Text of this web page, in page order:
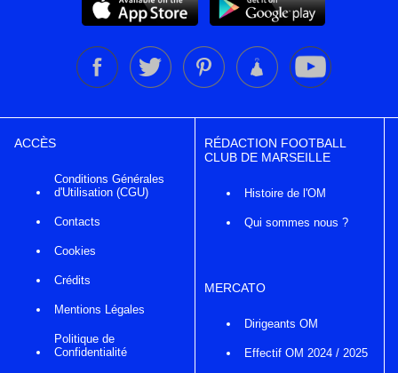
ACCÈS
Conditions Générales
d'Utilisation (CGU)
Contacts
Cookies
Crédits
Mentions Légales
Politique de
Confidentialité
RÉDACTION FOOTBALL
CLUB DE MARSEILLE
Histoire de l'OM
Qui sommes nous ?
MERCATO
Dirigeants OM
Effectif OM 2024 / 2025